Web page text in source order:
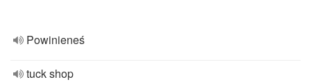
Powinieneś
tuck shop